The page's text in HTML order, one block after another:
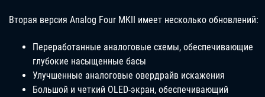
Вторая версия Analog Four MKII имеет несколько обновлений:
Переработанные аналоговые схемы, обеспечивающие
глубокие насыщенные басы
Улучшенные аналоговые овердрайв искажения
Большой и четкий OLED-экран, обеспечивающий